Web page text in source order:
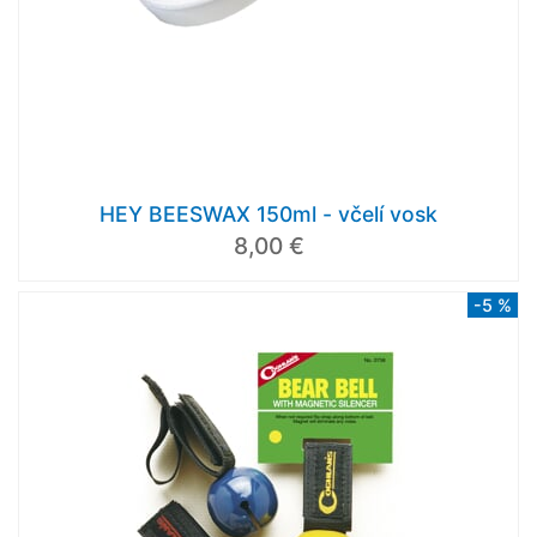
HEY BEESWAX 150ml - včelí vosk
8,00 €
-5 %